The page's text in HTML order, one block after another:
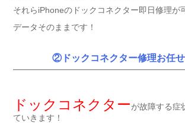
それらiPhoneのドックコネクター即日修理が
データそのままです！
②ドックコネクター修理お任
ドックコネクターが故障する症
ていきます！